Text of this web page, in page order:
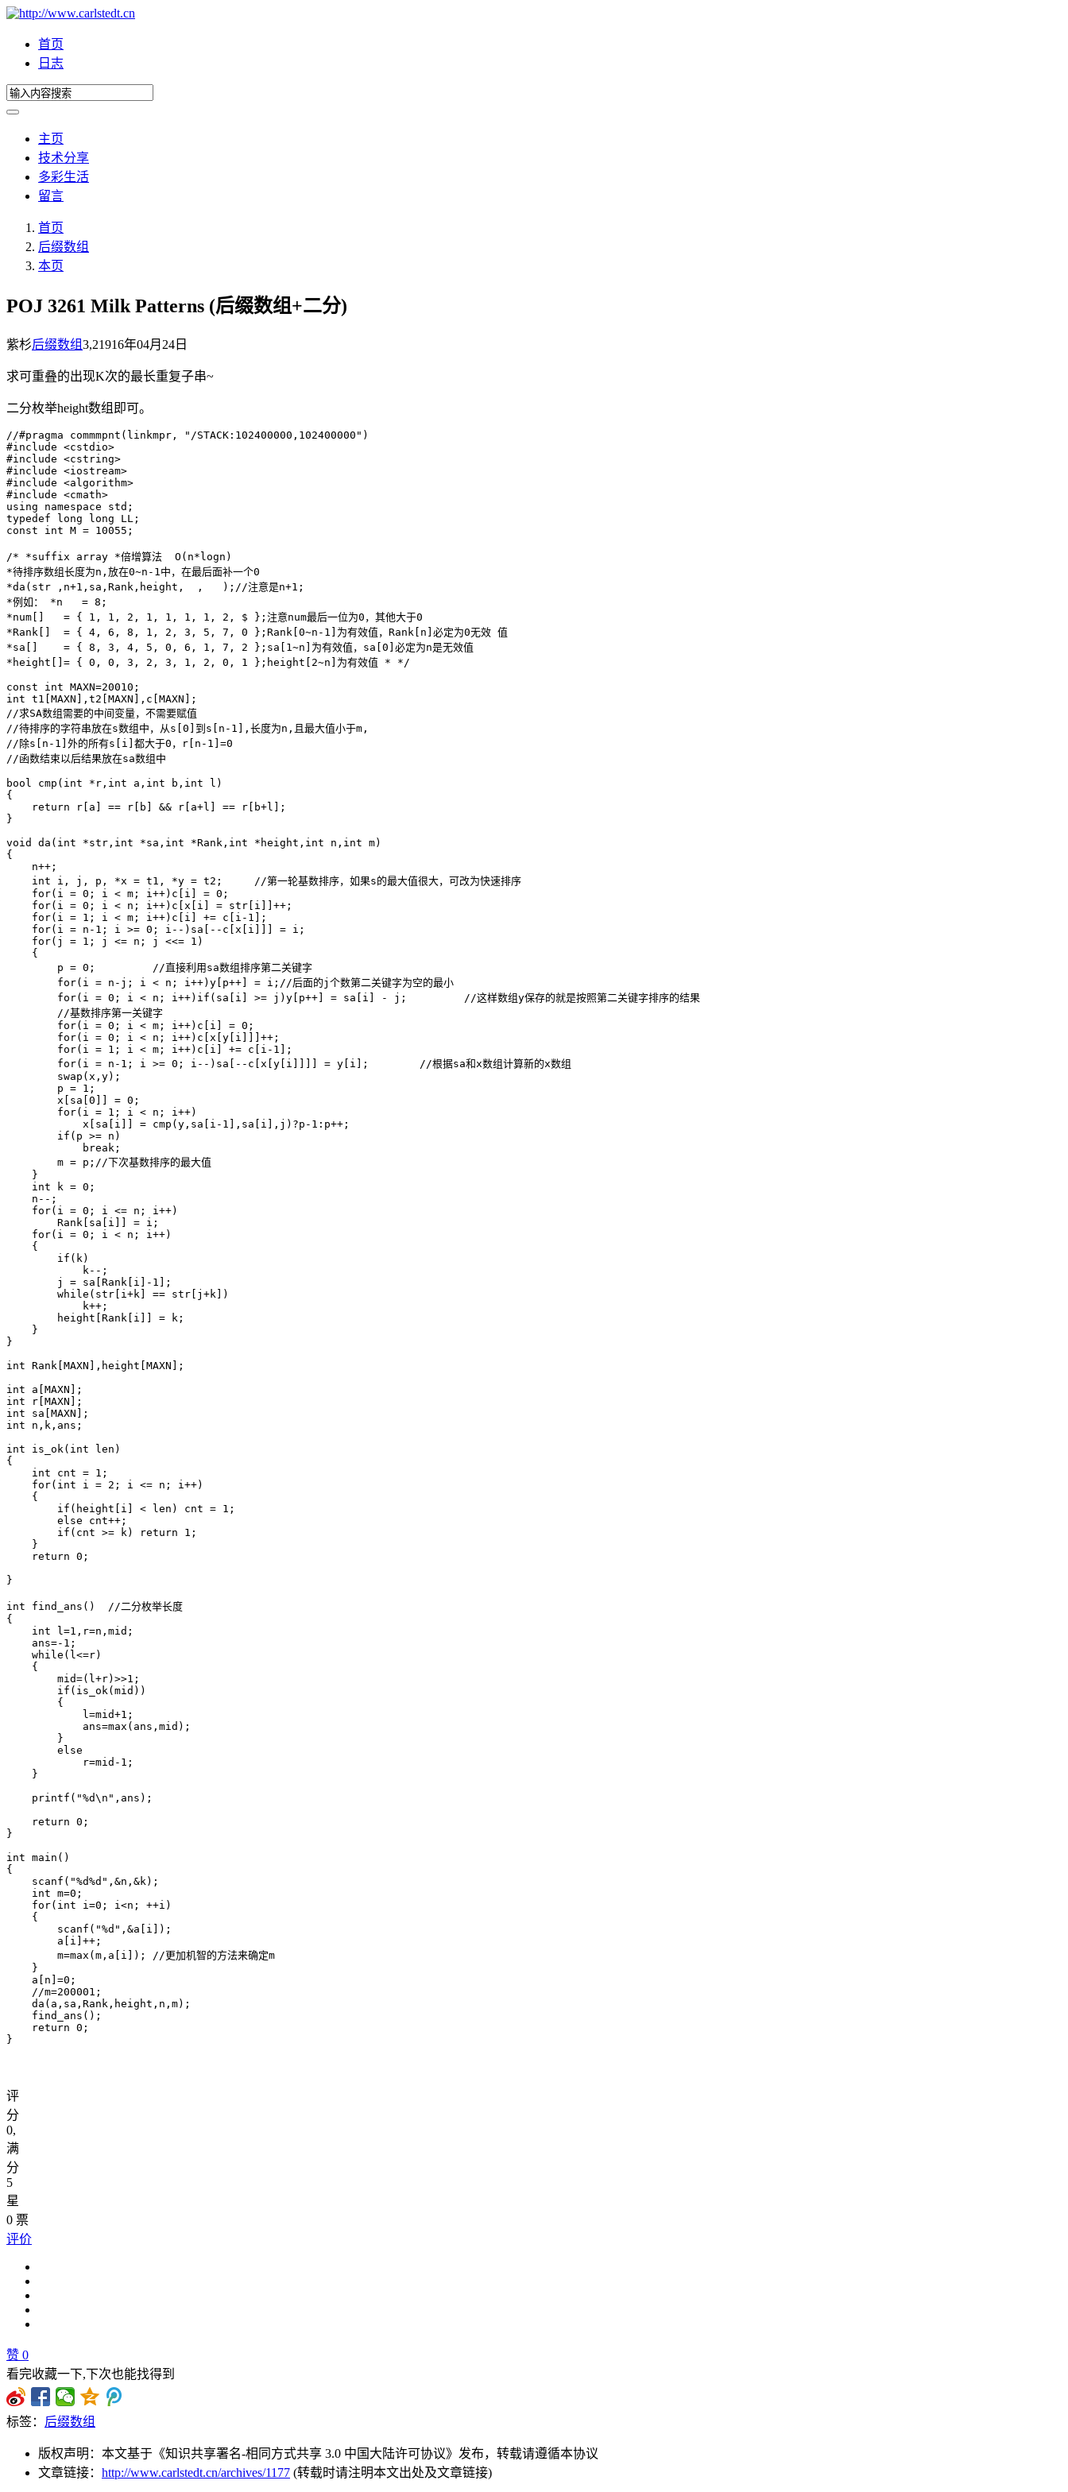
首页
日志
主页
技术分享
多彩生活
留言
首页
后缀数组
本页
POJ 3261 Milk Patterns (后缀数组+二分)
紫杉后缀数组3,21916年04月24日
求可重叠的出现K次的最长重复子串~
二分枚举height数组即可。
//#pragma commmpnt(linkmpr, "/STACK:102400000,102400000")
#include <cstdio>
#include <cstring>
#include <iostream>
#include <algorithm>
#include <cmath>
using namespace std;
typedef long long LL;
const int M = 10055;
/* *suffix array *倍增算法  O(n*logn)
*待排序数组长度为n,放在0~n-1中，在最后面补一个0
*da(str ,n+1,sa,Rank,height,  ,   );//注意是n+1;
*例如： *n   = 8;
*num[]   = { 1, 1, 2, 1, 1, 1, 1, 2, $ };注意num最后一位为0，其他大于0
*Rank[]  = { 4, 6, 8, 1, 2, 3, 5, 7, 0 };Rank[0~n-1]为有效值，Rank[n]必定为0无效 值
*sa[]    = { 8, 3, 4, 5, 0, 6, 1, 7, 2 };sa[1~n]为有效值，sa[0]必定为n是无效值
*height[]= { 0, 0, 3, 2, 3, 1, 2, 0, 1 };height[2~n]为有效值 * */
const int MAXN=20010;
int t1[MAXN],t2[MAXN],c[MAXN];
//求SA数组需要的中间变量，不需要赋值
//待排序的字符串放在s数组中，从s[0]到s[n-1],长度为n,且最大值小于m,
//除s[n-1]外的所有s[i]都大于0，r[n-1]=0
//函数结束以后结果放在sa数组中
bool cmp(int *r,int a,int b,int l)
{
    return r[a] == r[b] && r[a+l] == r[b+l];
}
void da(int *str,int *sa,int *Rank,int *height,int n,int m)
{
    n++;
    int i, j, p, *x = t1, *y = t2;     //第一轮基数排序，如果s的最大值很大，可改为快速排序
    for(i = 0; i < m; i++)c[i] = 0;
    for(i = 0; i < n; i++)c[x[i] = str[i]]++;
    for(i = 1; i < m; i++)c[i] += c[i-1];
    for(i = n-1; i >= 0; i--)sa[--c[x[i]]] = i;
    for(j = 1; j <= n; j <<= 1)
    {
        p = 0;         //直接利用sa数组排序第二关键字
        for(i = n-j; i < n; i++)y[p++] = i;//后面的j个数第二关键字为空的最小
        for(i = 0; i < n; i++)if(sa[i] >= j)y[p++] = sa[i] - j;         //这样数组y保存的就是按照第二关键字排序的结果
        //基数排序第一关键字
        for(i = 0; i < m; i++)c[i] = 0;
        for(i = 0; i < n; i++)c[x[y[i]]]++;
        for(i = 1; i < m; i++)c[i] += c[i-1];
        for(i = n-1; i >= 0; i--)sa[--c[x[y[i]]]] = y[i];        //根据sa和x数组计算新的x数组
        swap(x,y);
        p = 1;
        x[sa[0]] = 0;
        for(i = 1; i < n; i++)
            x[sa[i]] = cmp(y,sa[i-1],sa[i],j)?p-1:p++;
        if(p >= n)
            break;
        m = p;//下次基数排序的最大值
    }
    int k = 0;
    n--;
    for(i = 0; i <= n; i++)
        Rank[sa[i]] = i;
    for(i = 0; i < n; i++)
    {
        if(k)
            k--;
        j = sa[Rank[i]-1];
        while(str[i+k] == str[j+k])
            k++;
        height[Rank[i]] = k;
    }
}
int Rank[MAXN],height[MAXN];
int a[MAXN];
int r[MAXN];
int sa[MAXN];
int n,k,ans;
int is_ok(int len)
{
    int cnt = 1;
    for(int i = 2; i <= n; i++)
    {
        if(height[i] < len) cnt = 1;
        else cnt++;
        if(cnt >= k) return 1;
    }
    return 0;
}
int find_ans()  //二分枚举长度
{
    int l=1,r=n,mid;
    ans=-1;
    while(l<=r)
    {
        mid=(l+r)>>1;
        if(is_ok(mid))
        {
            l=mid+1;
            ans=max(ans,mid);
        }
        else
            r=mid-1;
    }
    printf("%d\n",ans);
    return 0;
}
int main()
{
    scanf("%d%d",&n,&k);
    int m=0;
    for(int i=0; i<n; ++i)
    {
        scanf("%d",&a[i]);
        a[i]++;
        m=max(m,a[i]); //更加机智的方法来确定m
    }
    a[n]=0;
    //m=200001;
    da(a,sa,Rank,height,n,m);
    find_ans();
    return 0;
评
分
0,
满
分
5
星
0 票
评价
赞 0
看完收藏一下,下次也能找得到
标签： 后缀数组
版权声明：本文基于《知识共享署名-相同方式共享 3.0 中国大陆许可协议》发布，转载请遵循本协议
文章链接： http://www.carlstedt.cn/archives/1177 (转载时请注明本文出处及文章链接)